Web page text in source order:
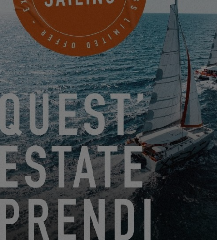
FISSATE UN APPUNTAMENTO
SAIL PACIFIC
241 WATHORN WALKBERTH 34
SAN PEDRO, Stati Uniti
PRENDERE UN APPUNTAMENTO